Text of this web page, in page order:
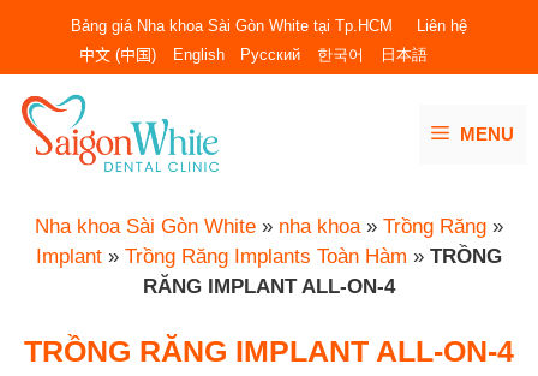
nội
dung
Bảng giá Nha khoa Sài Gòn White tại Tp.HCM
Liên hệ
中文 (中国)
English Русский 한국어 日本語
MENU
Nha khoa Sài Gòn White » nha khoa» Trồng Răng »
Implant » Trồng Răng Implants Toàn Hàm » TRỒNG
RĂNG IMPLANT ALL-ON-4
TRỒNG RĂNG IMPLANT ALL-ON-4